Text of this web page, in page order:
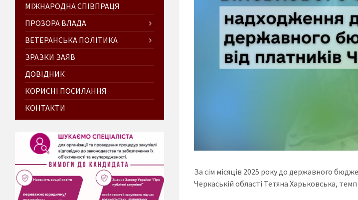
За сім місяців 2025 року до державного
Черкаській області Тетяна Харьковська,
МІЖНАРОДНА СПІВПРАЦЯ
ПРОЗОРА ВЛАДА
ВЕТЕРАНСЬКА ПОЛІТИКА
ЗРАЗКИ ЗАЯВ
ДОВІДНИК
КОРИСНІ ПОСИЛАННЯ
КОНТАКТИ